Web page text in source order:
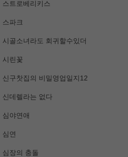
스트로베리키스
스파크
시골소녀라도 회귀할수있더
시린꽃
신구찻집의 비밀영업일지12
신데렐라는 없다
심야연애
심연
심장의 충돌